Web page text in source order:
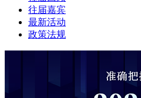
往届嘉宾
最新活动
政策法规